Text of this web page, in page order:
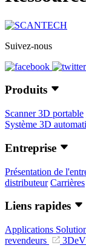
Suivez-nous
Produits
Scanner 3D portable
Système 3D
Entreprise
Présentation de
distributeur Carrières
Liens rapides
Applications
revendeurs